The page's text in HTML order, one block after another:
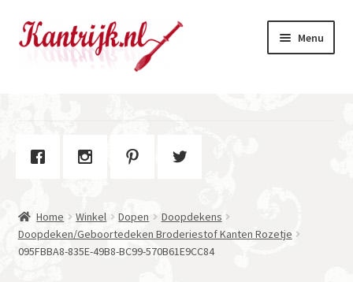
Ga
door
Ga
naar
Menu
Contact
Home Winkel Dopen
Doopdekens
Doopdeken/Geboortedeken Broderiestof Kanten Rozetje
095FBBA8-835E-49B8-BC99-570B61E9CC84